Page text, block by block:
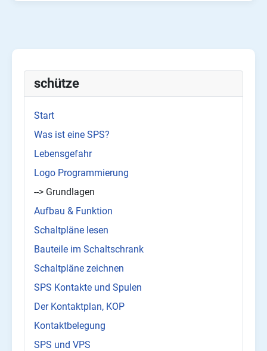
schütze
Start
Was ist eine SPS?
Lebensgefahr
Logo Programmierung
--> Grundlagen
Aufbau & Funktion
Schaltpläne lesen
Bauteile im Schaltschrank
Schaltpläne zeichnen
SPS Kontakte und Spulen
Der Kontaktplan, KOP
Kontaktbelegung
SPS und VPS